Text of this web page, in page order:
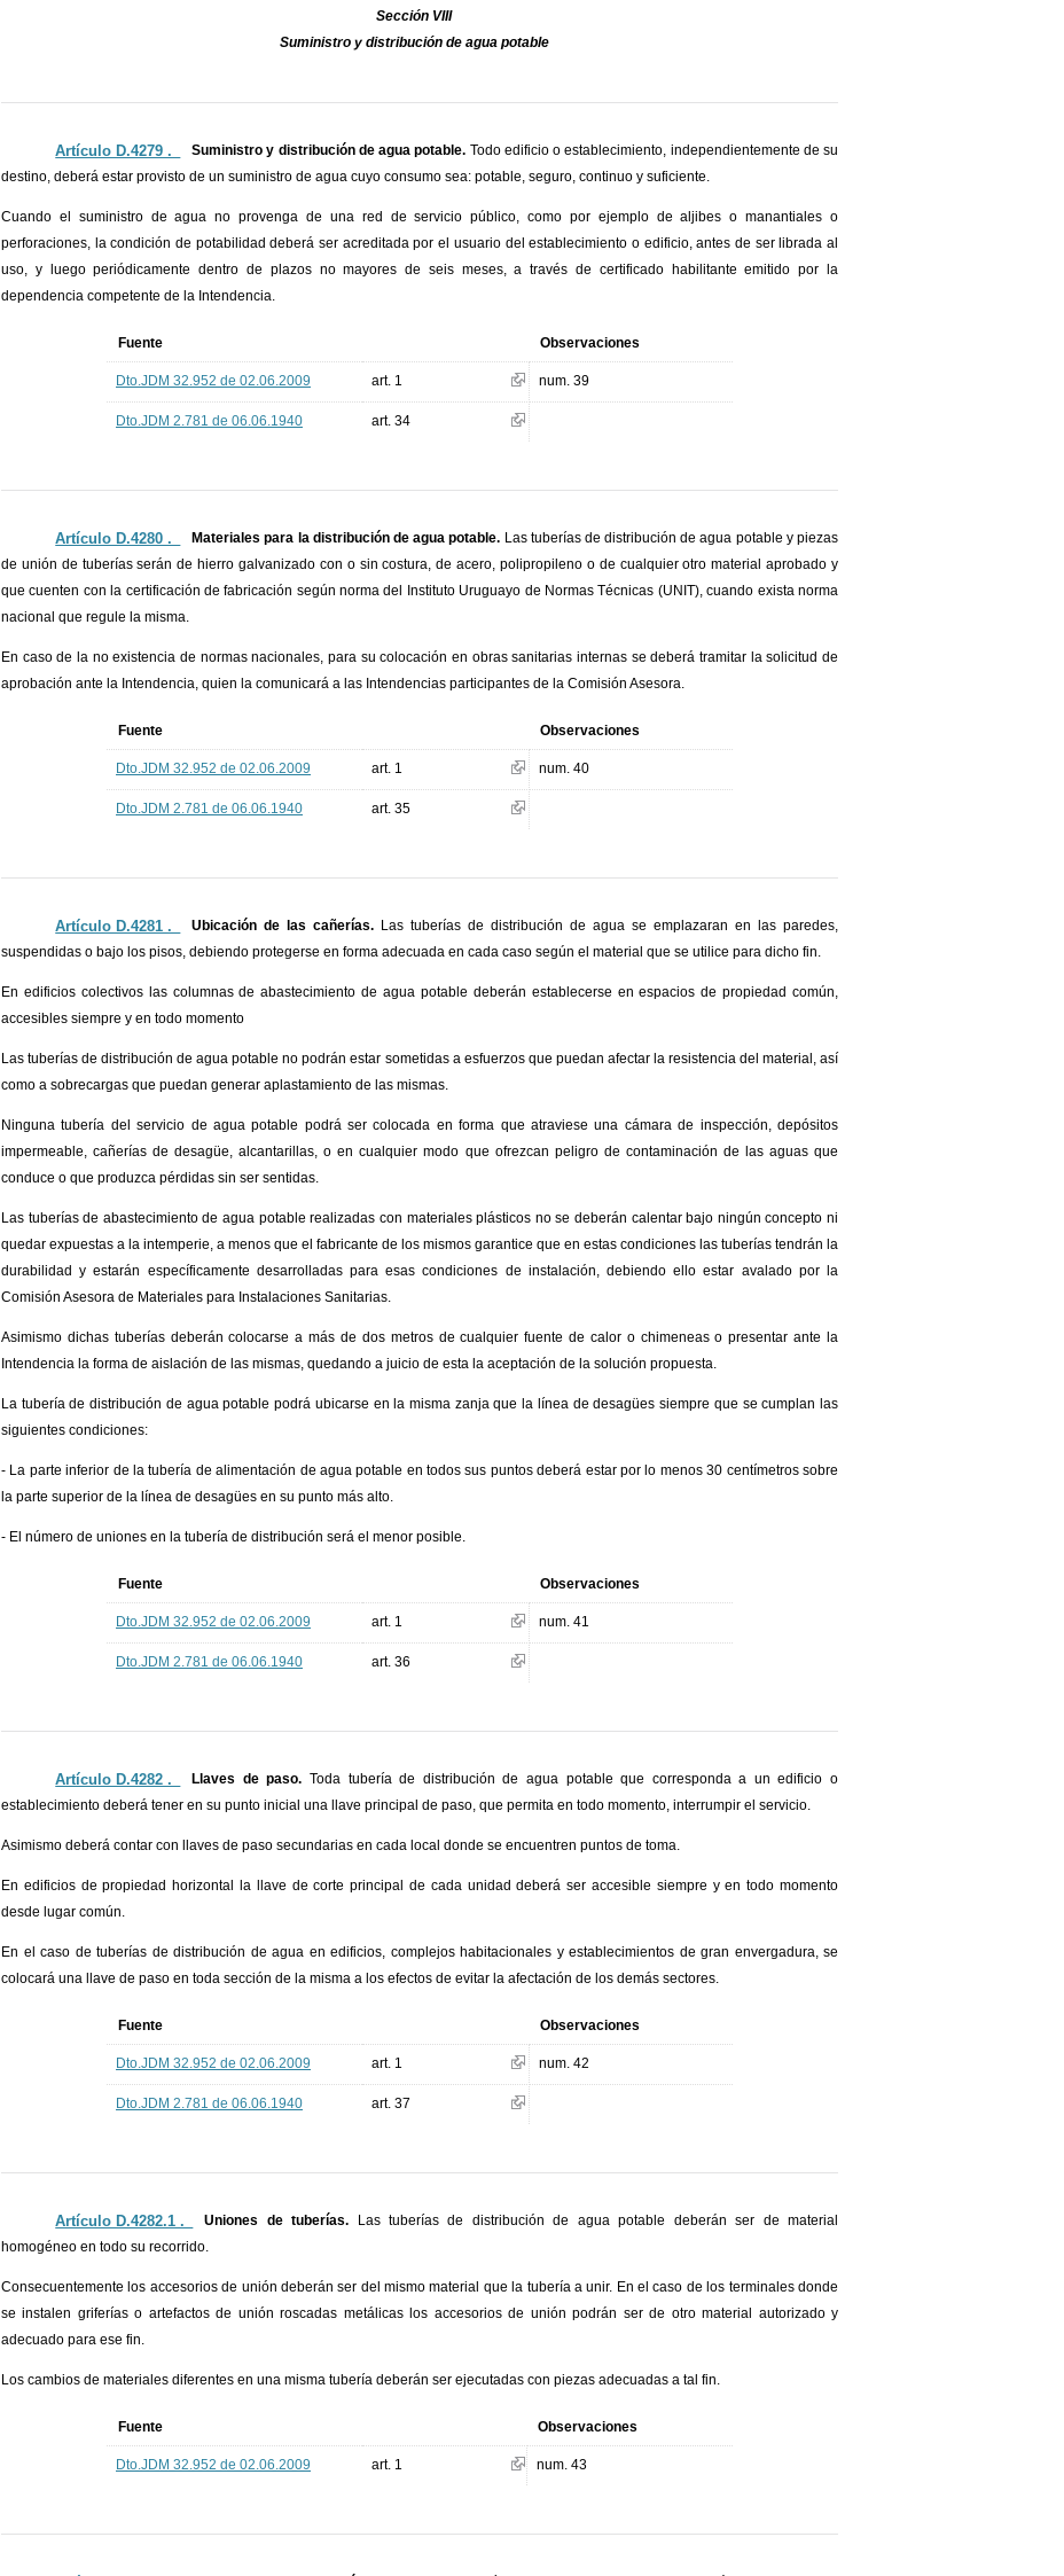
Sección VIII
Suministro y distribución de agua potable
Artículo D.4279 ._ Suministro y distribución de agua potable. Todo edificio o establecimiento, independientemente de su
destino, deberá estar provisto de un suministro de agua cuyo consumo sea: potable, seguro, continuo y suficiente.
Cuando el suministro de agua no provenga de una red de servicio público, como por ejemplo de aljibes o manantiales o
perforaciones, la condición de potabilidad deberá ser acreditada por el usuario del establecimiento o edificio, antes de ser librada al
uso, y luego periódicamente dentro de plazos no mayores de seis meses, a través de certificado habilitante emitido por la
dependencia competente de la Intendencia.
Fuente Observaciones
Dto.JDM 32.952 de 02.06.2009 art. 1 num. 39
Dto.JDM 2.781 de 06.06.1940 art. 34
Artículo D.4280 ._ Materiales para la distribución de agua potable. Las tuberías de distribución de agua potable y piezas
de unión de tuberías serán de hierro galvanizado con o sin costura, de acero, polipropileno o de cualquier otro material aprobado y
que cuenten con la certificación de fabricación según norma del Instituto Uruguayo de Normas Técnicas (UNIT), cuando exista norma
nacional que regule la misma.
En caso de la no existencia de normas nacionales, para su colocación en obras sanitarias internas se deberá tramitar la solicitud de
aprobación ante la Intendencia, quien la comunicará a las Intendencias participantes de la Comisión Asesora.
Fuente Observaciones
Dto.JDM 32.952 de 02.06.2009 art. 1 num. 40
Dto.JDM 2.781 de 06.06.1940 art. 35
Artículo D.4281 ._ Ubicación de las cañerías. Las tuberías de distribución de agua se emplazaran en las paredes,
suspendidas o bajo los pisos, debiendo protegerse en forma adecuada en cada caso según el material que se utilice para dicho fin.
En edificios colectivos las columnas de abastecimiento de agua potable deberán establecerse en espacios de propiedad común,
accesibles siempre y en todo momento
Las tuberías de distribución de agua potable no podrán estar sometidas a esfuerzos que puedan afectar la resistencia del material, así
como a sobrecargas que puedan generar aplastamiento de las mismas.
Ninguna tubería del servicio de agua potable podrá ser colocada en forma que atraviese una cámara de inspección, depósitos
impermeable, cañerías de desagüe, alcantarillas, o en cualquier modo que ofrezcan peligro de contaminación de las aguas que
conduce o que produzca pérdidas sin ser sentidas.
Las tuberías de abastecimiento de agua potable realizadas con materiales plásticos no se deberán calentar bajo ningún concepto ni
quedar expuestas a la intemperie, a menos que el fabricante de los mismos garantice que en estas condiciones las tuberías tendrán la
durabilidad y estarán específicamente desarrolladas para esas condiciones de instalación, debiendo ello estar avalado por la
Comisión Asesora de Materiales para Instalaciones Sanitarias.
Asimismo dichas tuberías deberán colocarse a más de dos metros de cualquier fuente de calor o chimeneas o presentar ante la
Intendencia la forma de aislación de las mismas, quedando a juicio de esta la aceptación de la solución propuesta.
La tubería de distribución de agua potable podrá ubicarse en la misma zanja que la línea de desagües siempre que se cumplan las
siguientes condiciones:
- La parte inferior de la tubería de alimentación de agua potable en todos sus puntos deberá estar por lo menos 30 centímetros sobre
la parte superior de la línea de desagües en su punto más alto.
- El número de uniones en la tubería de distribución será el menor posible.
Fuente Observaciones
Dto.JDM 32.952 de 02.06.2009 art. 1 num. 41
Dto.JDM 2.781 de 06.06.1940 art. 36
Artículo D.4282 ._ Llaves de paso. Toda tubería de distribución de agua potable que corresponda a un edificio o
establecimiento deberá tener en su punto inicial una llave principal de paso, que permita en todo momento, interrumpir el servicio.
Asimismo deberá contar con llaves de paso secundarias en cada local donde se encuentren puntos de toma.
En edificios de propiedad horizontal la llave de corte principal de cada unidad deberá ser accesible siempre y en todo momento
desde lugar común.
En el caso de tuberías de distribución de agua en edificios, complejos habitacionales y establecimientos de gran envergadura, se
colocará una llave de paso en toda sección de la misma a los efectos de evitar la afectación de los demás sectores.
Fuente Observaciones
Dto.JDM 32.952 de 02.06.2009 art. 1 num. 42
Dto.JDM 2.781 de 06.06.1940 art. 37
Artículo D.4282.1 ._ Uniones de tuberías.
Las tuberías de distribución de agua potable deberán ser de material
homogéneo en todo su recorrido.
Consecuentemente los accesorios de unión deberán ser del mismo material que la tubería a unir. En el caso de los terminales donde
se instalen griferías o artefactos de unión roscadas metálicas los accesorios de unión podrán ser de otro material autorizado y
adecuado para ese fin.
Los cambios de materiales diferentes en una misma tubería deberán ser ejecutadas con piezas adecuadas a tal fin.
Fuente Observaciones
Dto.JDM 32.952 de 02.06.2009 art. 1 num. 43